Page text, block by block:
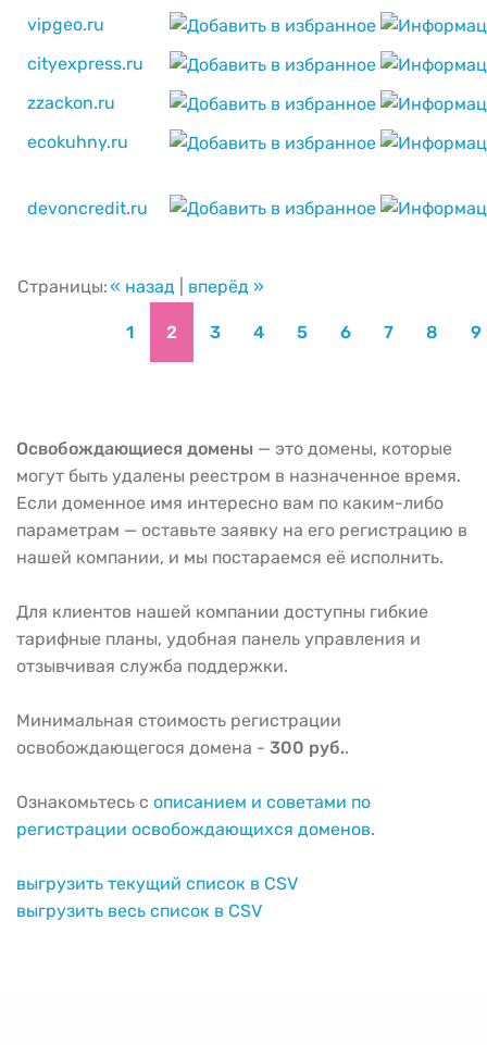
vipgeo.ru
cityexpress.ru
zzackon.ru
ecokuhny.ru
devoncredit.ru
Страницы:« назад вперёд »
1 2 3 4 5 6 7 8 9
Освобождающиеся домены — это домены, которые
могут быть удалены реестром в назначенное время.
Если доменное имя интересно вам по каким-либо
параметрам — оставьте заявку на его регистрацию в
нашей компании, и мы постараемся её исполнить.
Для клиентов нашей компании доступны гибкие
тарифные планы, удобная панель управления и
отзывчивая служба поддержки.
Минимальная стоимость регистрации
освобождающегося домена - 300 руб..
Ознакомьтесь с описанием и советами по
регистрации освобождающихся доменов.
выгрузить текущий список в CSV
выгрузить весь список в CSV